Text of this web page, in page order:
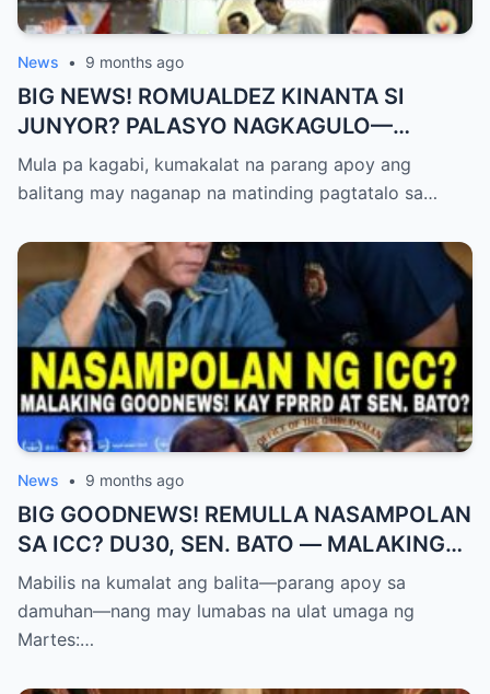
News • 9 months ago
BIG NEWS! ROMUALDEZ KINANTA SI
JUNYOR? PALASYO NAGKAGULO—
OMBUDSMAN NA-SHOCKED?
Mula pa kagabi, kumakalat na parang apoy ang
balitang may naganap na matinding pagtatalo sa…
News • 9 months ago
BIG GOODNEWS! REMULLA NASAMPOLAN
SA ICC? DU30, SEN. BATO — MALAKING
PASABOG! “INTERIM RELEASE,” TOTOO
BA?
Mabilis na kumalat ang balita—parang apoy sa
damuhan—nang may lumabas na ulat umaga ng
Martes:…